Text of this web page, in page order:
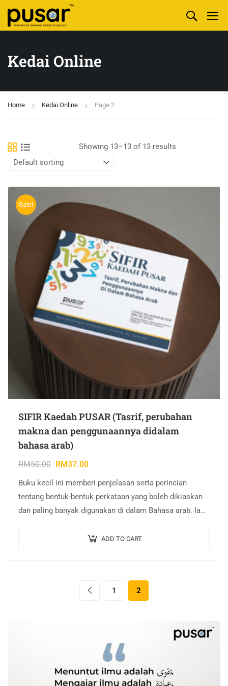
Kedai Online
Home Kedai Online Page 2
Showing 13–13 of 13 results
Sale!
SIFIR Kaedah PUSAR (Tasrif, perubahan
makna dan penggunaannya didalam
bahasa arab)
RM50.00 RM37.00
Buku kecil ini memberi penjelasan serta perincian
tentang bentuk-bentuk perkataan yang boleh dikiaskan
dan paling banyak digunakan di dalam Bahasa arab. Ia
ADD TO CART
1 2